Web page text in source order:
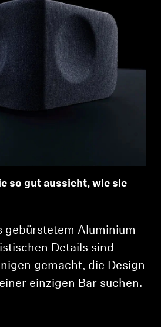
so gut aussieht, wie sie
gebürstetem Aluminium
Details sind
gemacht, die Design
einzigen Bar suchen.